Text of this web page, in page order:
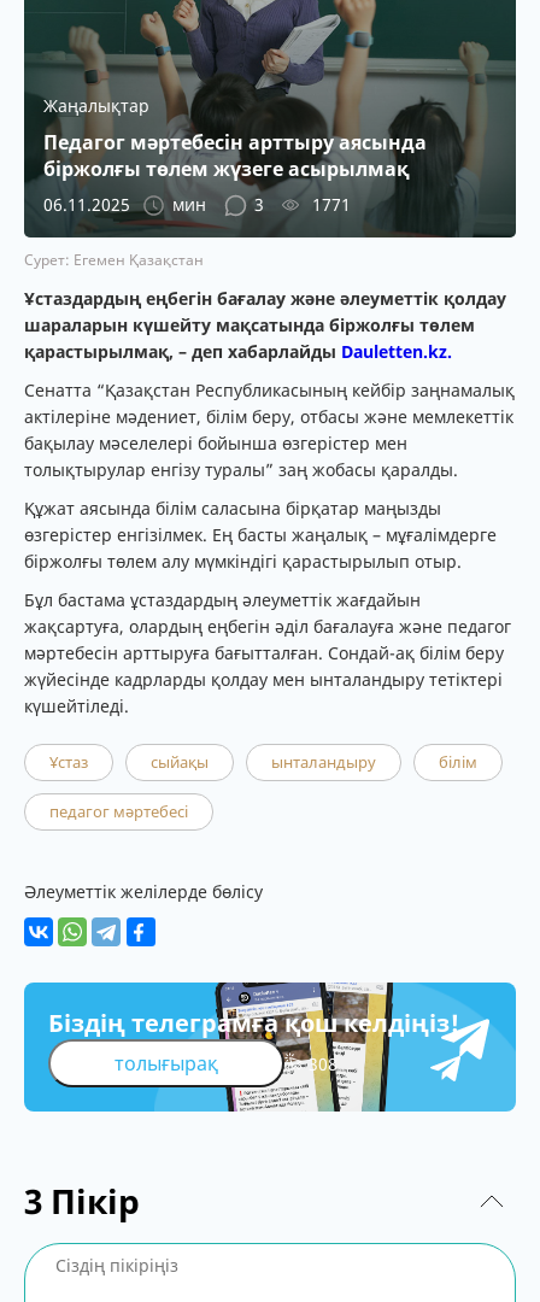
Жаңалықтар
Педагог мәртебесін арттыру аясында
біржолғы төлем жүзеге асырылмақ
06.11.2025 мин 3 1771
Сурет: Егемен Қазақстан
Ұстаздардың еңбегін бағалау және әлеуметтік қолдау
шараларын күшейту мақсатында біржолғы төлем
қарастырылмақ, – деп хабарлайды Dauletten.kz.
Сенатта “Қазақстан Республикасының кейбір заңнамалық
актілеріне мәдениет, білім беру, отбасы және мемлекеттік
бақылау мәселелері бойынша өзгерістер мен
толықтырулар енгізу туралы” заң жобасы қаралды.
Құжат аясында білім саласына бірқатар маңызды
өзгерістер енгізілмек. Ең басты жаңалық – мұғалімдерге
біржолғы төлем алу мүмкіндігі қарастырылып отыр.
Бұл бастама ұстаздардың әлеуметтік жағдайын
жақсартуға, олардың еңбегін әділ бағалауға және педагог
мәртебесін арттыруға бағытталған. Сондай-ақ білім беру
жүйесінде кадрларды қолдау мен ынталандыру тетіктері
күшейтіледі.
Ұстаз сыйақы ынталандыру білім
педагог мәртебесі
Әлеуметтік желілерде бөлісу
Біздің телеграмға қош келдіңіз!
толығырақ 308
3 Пікір